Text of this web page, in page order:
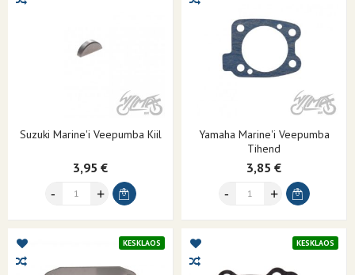
Suzuki Marine'i Veepumba Kiil
3,95 €
Yamaha Marine'i Veepumba
Tihend
3,85 €
KESKLAOS KESKLAOS